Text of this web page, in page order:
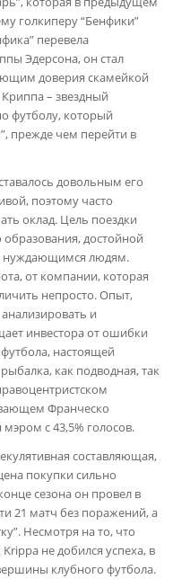
голкиперу “Бенфики”
перевела
Эдерсона, он стал
доверия скамейкой
– звездный
футболу, который
прежде чем перейти в
довольным его
поэтому часто
оклад. Цель поездки
достойной
нуждающимся людям.
от компании, которая
непросто. Опыт,
и
инвестора от ошибки
настоящей
как подводная, так
Франческо
с 43,5% голосов.
составляющая,
покупки сильно
сезона он провел в
21 матч без поражений, а
Несмотря на то, что
не добился успеха, в
клубного футбола.